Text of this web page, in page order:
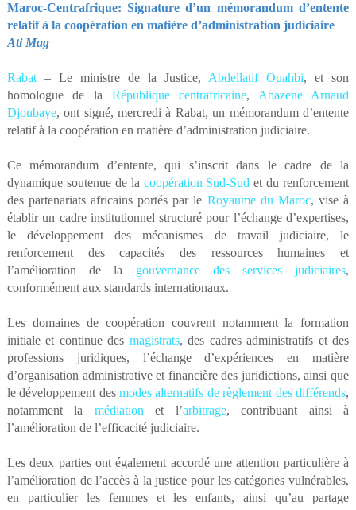
Maroc-Centrafrique: Signature d’un mémorandum d’entente
relatif à la coopération en matière d’administration judiciaire
Ati Mag
Rabat– Le ministre de la Justice, Abdellatif Ouahbi, et son
homologue de la République centrafricaine, Abazene Arnaud
Djoubaye, ont signé, mercredi à Rabat, un mémorandum d’entente
relatif à la coopération en matière d’administration judiciaire.
Ce mémorandum d’entente, qui s’inscrit dans le cadre de la
dynamique soutenue de la coopération Sud-Sud et du renforcement
des partenariats africains portés par le Royaume du Maroc, vise à
établir un cadre institutionnel structuré pour l’échange d’expertises,
le développement des mécanismes de travail judiciaire, le
renforcement des capacités des ressources humaines et
l’amélioration de la gouvernance des services judiciaires,
conformément aux standards internationaux.
Les domaines de coopération couvrent notamment la formation
initiale et continue des magistrats, des cadres administratifs et des
professions juridiques, l’échange d’expériences en matière
d’organisation administrative et financière des juridictions, ainsi que
le développement desmodes alternatifs de règlement des différends,
notamment la médiation et l’arbitrage, contribuant ainsi à
l’amélioration de l’efficacité judiciaire.
Les deux parties ont également accordé une attention particulière à
l’amélioration de l’accès à la justice pour les catégories vulnérables,
en particulier les femmes et les enfants, ainsi qu’au partage